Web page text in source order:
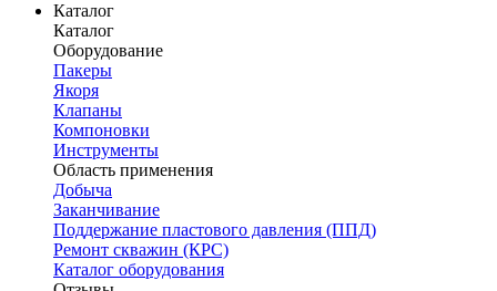
Каталог
Каталог
Оборудование
Пакеры
Якоря
Клапаны
Компоновки
Инструменты
Область применения
Добыча
Заканчивание
Поддержание пластового давления (ППД)
Ремонт скважин (КРС)
Каталог оборудования